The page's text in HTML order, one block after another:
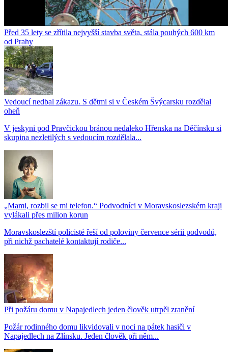
Před 35 lety se zřítila nejvyšší stavba světa, stála pouhých 600 km
od Prahy
Vedoucí nedbal zákazu. S dětmi si v Českém Švýcarsku rozdělal
oheň
V jeskyni pod Pravčickou bránou nedaleko Hřenska na Děčínsku si
skupina nezletilých s vedoucím rozdělala...
„Mami, rozbil se mi telefon.“ Podvodníci v Moravskoslezském kraji
vylákali přes milion korun
Moravskoslezští policisté řeší od poloviny července sérii podvodů,
při nichž pachatelé kontaktují rodiče...
Při požáru domu v Napajedlech jeden člověk utrpěl zranění
Požár rodinného domu likvidovali v noci na pátek hasiči v
Napajedlech na Zlínsku. Jeden člověk při něm...